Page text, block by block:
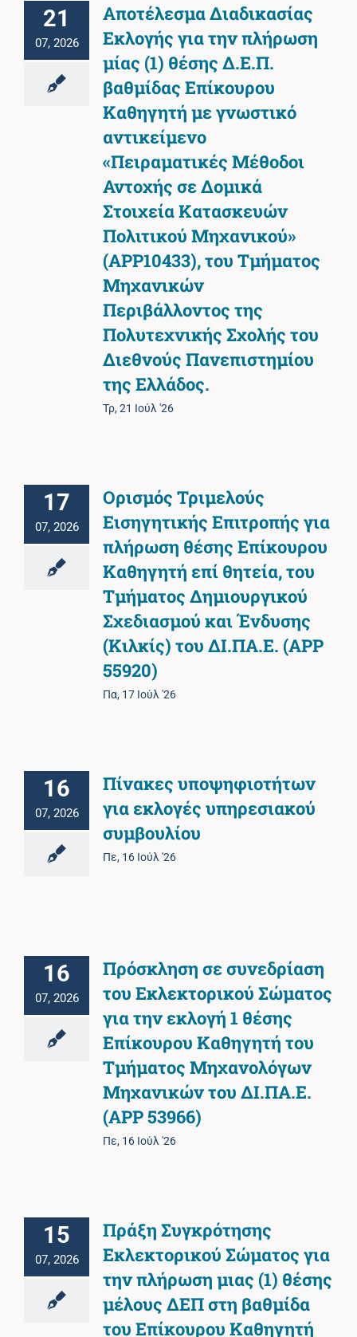
21
07, 2026
Αποτέλεσμα Διαδικασίας
Εκλογής για την πλήρωση
μίας (1) θέσης Δ.Ε.Π.
βαθμίδας Επίκουρου
Καθηγητή με γνωστικό
αντικείμενο
«Πειραματικές Μέθοδοι
Αντοχής σε Δομικά
Στοιχεία Κατασκευών
Πολιτικού Μηχανικού»
(APP10433), του Τμήματος
Μηχανικών
Περιβάλλοντος της
Πολυτεχνικής Σχολής του
Διεθνούς Πανεπιστημίου
της Ελλάδος.
Τρ, 21 Ιούλ '26
17
07, 2026
Oρισμός Τριμελούς
Εισηγητικής Επιτροπής για
πλήρωση θέσης Επίκουρου
Καθηγητή επί θητεία, του
Τμήματος Δημιουργικού
Σχεδιασμού και Ένδυσης
(Κιλκίς) του ΔΙ.ΠΑ.Ε. (ΑΡΡ
55920)
Πα, 17 Ιούλ '26
16
07, 2026
Πίνακες υποψηφιοτήτων
για εκλογές υπηρεσιακού
συμβουλίου
Πε, 16 Ιούλ '26
16
07, 2026
Πρόσκληση σε συνεδρίαση
του Εκλεκτορικού Σώματος
για την εκλογή 1 θέσης
Επίκουρου Καθηγητή του
Τμήματος Μηχανολόγων
Μηχανικών του ΔΙ.ΠΑ.Ε.
(APP 53966)
Πε, 16 Ιούλ '26
15
07, 2026
Πράξη Συγκρότησης
Εκλεκτορικού Σώματος για
την πλήρωση μιας (1) θέσης
μέλους ΔΕΠ στη βαθμίδα
του Επίκουρου Καθηγητή